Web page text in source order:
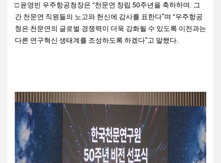
□ 윤영빈 우주항공청장은 “천문연 창립 50주년을 축하하며. 그
간 천문연 직원들의 노고와 헌신에 감사를 표한다”며 “우주항공
청은 천문연의 글로벌 경쟁력이 더욱 강화될 수 있도록 이전과는
다른 연구혁신 생태계를 조성하도록 하겠다”고 말했다.